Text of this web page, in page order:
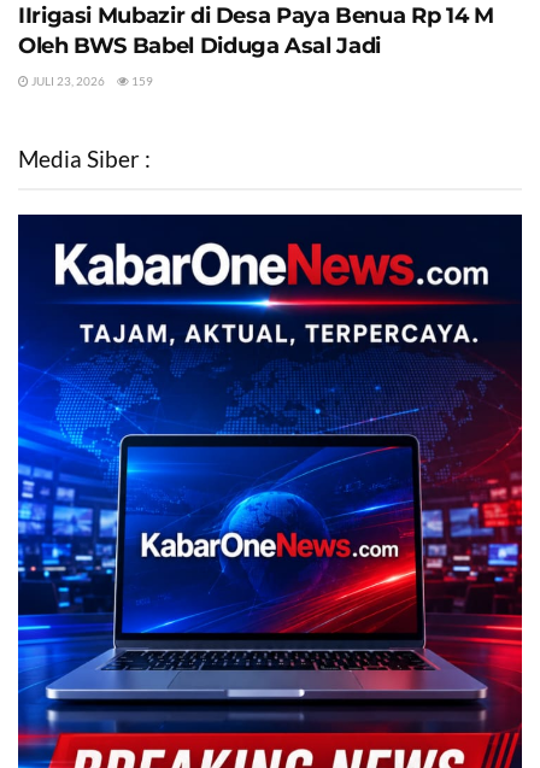
IIrigasi Mubazir di Desa Paya Benua Rp 14 M
Oleh BWS Babel Diduga Asal Jadi
JULI 23, 2026 159
Media Siber :